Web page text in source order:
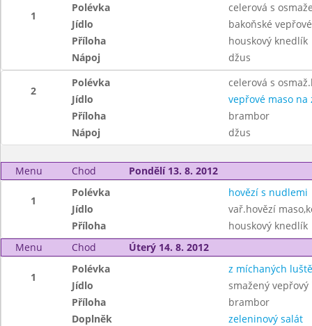
1
Polévka
celerová s
Jídlo
bakoňské
Příloha
houskový knedlík
Nápoj
džus
2
Polévka
celerová s
Jídlo
vepřové maso na
Příloha
brambor
Nápoj
džus
Menu Chod Pondělí 13. 8. 2012
1
Polévka
hovězí s nudlemi
Jídlo
vař.hovězí
Příloha
houskový knedlík
Menu
Chod Úterý 14. 8. 2012
1
Polévka
z míchaných
Jídlo
smažený vepřový
Příloha
brambor
Doplněk
zeleninový salát